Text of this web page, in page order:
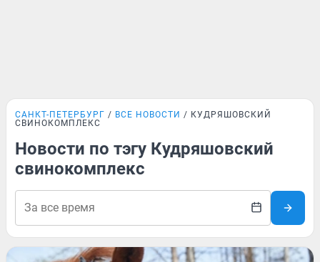
САНКТ-ПЕТЕРБУРГ ВСЕ НОВОСТИ
КУДРЯШОВСКИЙ
СВИНОКОМПЛЕКС
Новости по тэгу Кудряшовский
свинокомплекс